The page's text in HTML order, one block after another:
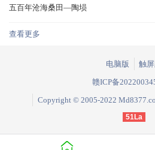
五百年沧海桑田—陶埙
查看更多
电脑版
触
赣ICP备
Copyright © 2005-2022
51La